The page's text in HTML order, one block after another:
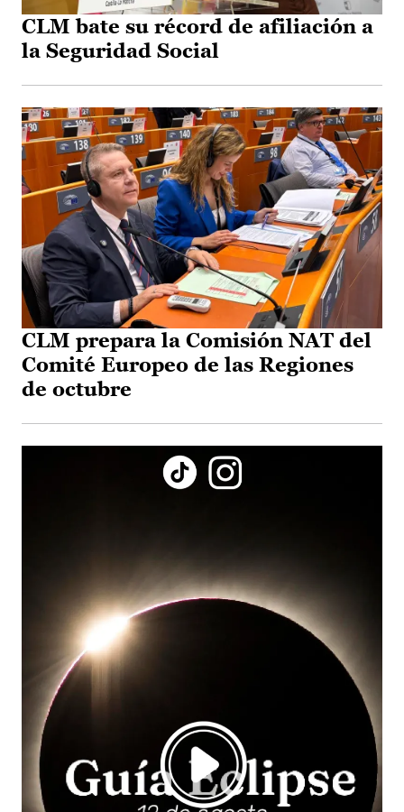
CLM bate su récord de afiliación a
la Seguridad Social
CLM prepara la Comisión NAT del
Comité Europeo de las Regiones
de octubre